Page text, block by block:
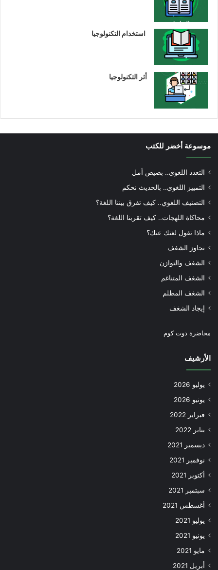
استخدام التكنولوجيا
أثر التكنولوجيا
موسوعة أخضر للكتب
التعدد اللغوي.. بصيص أمل
التمييز اللغوي.. بالحديث نحكم
التصنيف اللغوي.. كيف تفرق بيننا اللغة؟
محاكاة اللهجات.. كيف تقربنا اللغة؟
ماذا تقول لغتك عنك؟
تجاوز الشغف
الشغف والتوازن
الشغف المتناغم
الشغف المظلم
إيجاد الشغف
محاضرة دوت كوم
الأرشيف
يوليو 2026
يونيو 2026
فبراير 2022
يناير 2022
ديسمبر 2021
نوفمبر 2021
أكتوبر 2021
سبتمبر 2021
أغسطس 2021
يوليو 2021
يونيو 2021
مايو 2021
أبريل 2021